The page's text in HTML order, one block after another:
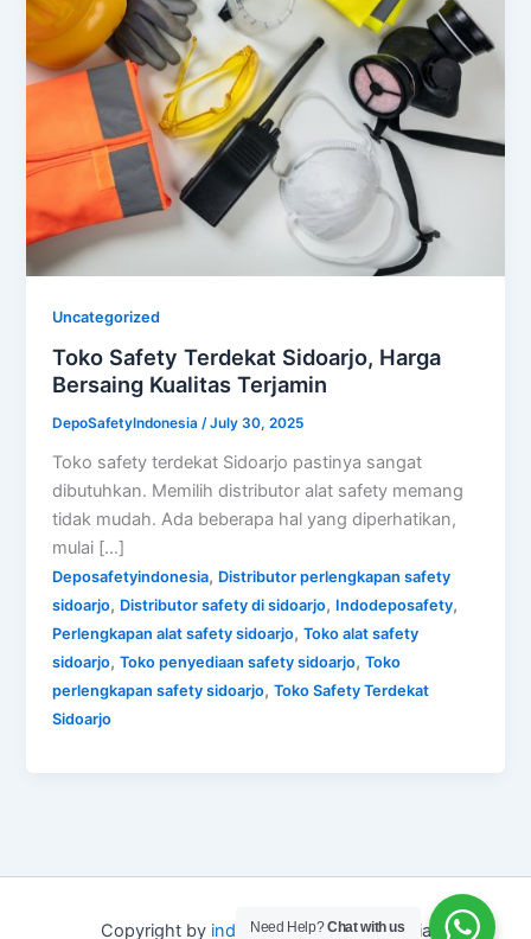
Uncategorized
Toko Safety Terdekat Sidoarjo, Harga
Bersaing Kualitas Terjamin
DepoSafetyIndonesia/July 30, 2025
Toko safety terdekat Sidoarjo pastinya sangat
dibutuhkan. Memilih distributor alat safety memang
tidak mudah. Ada beberapa hal yang diperhatikan,
mulai […]
Deposafetyindonesia, Distributor perlengkapan safety
sidoarjo, Distributor safety di sidoarjo, Indodeposafety,
Perlengkapan alat safety sidoarjo,Toko alat safety
sidoarjo,Toko penyediaan safety sidoarjo,Toko
perlengkapan safety sidoarjo,Toko Safety Terdekat
Sidoarjo
Copyright by indo depo safetyIndonesia
Need Help?Chat with us